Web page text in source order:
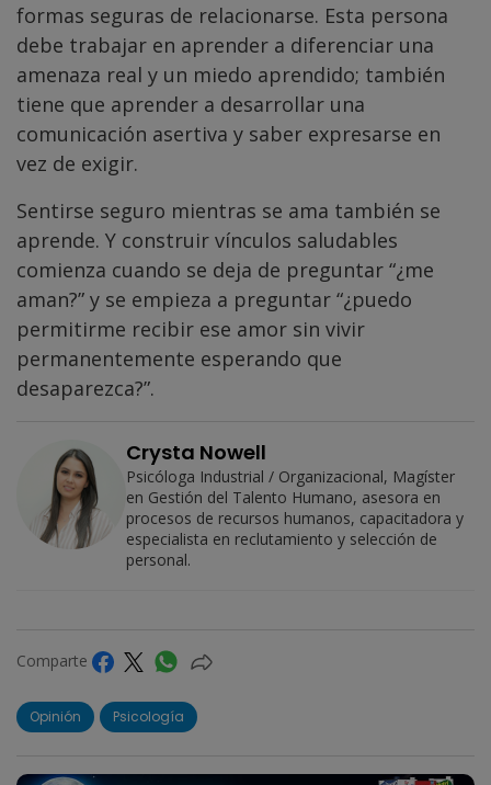
formas seguras de relacionarse. Esta persona
debe trabajar en aprender a diferenciar una
amenaza real y un miedo aprendido; también
tiene que aprender a desarrollar una
comunicación asertiva y saber expresarse en
vez de exigir.
Sentirse seguro mientras se ama también se
aprende. Y construir vínculos saludables
comienza cuando se deja de preguntar “¿me
aman?” y se empieza a preguntar “¿puedo
permitirme recibir ese amor sin vivir
permanentemente esperando que
desaparezca?”.
Crysta Nowell
Psicóloga Industrial / Organizacional, Magíster
en Gestión del Talento Humano, asesora en
procesos de recursos humanos, capacitadora y
especialista en reclutamiento y selección de
personal.
Comparte
Opinión Psicología